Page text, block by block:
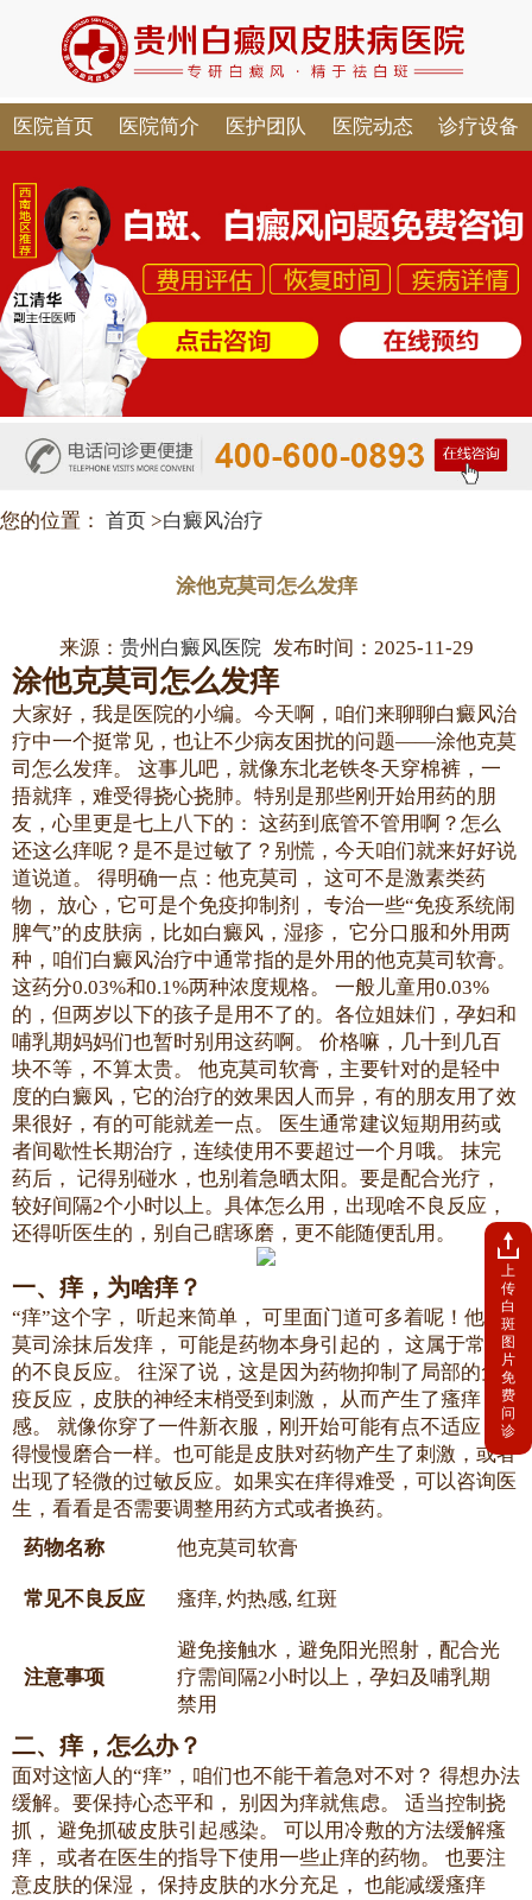
医院首页 医院简介 医护团队 医院动态 诊疗设备
您的位置： 首页 >白癜风治疗
涂他克莫司怎么发痒
来源： 贵州白癜风医院 发布时间：2025-11-29
涂他克莫司怎么发痒
大家好，我是医院的小编。今天啊，咱们来聊聊白癜风治
疗中一个挺常见，也让不少病友困扰的问题——涂他克莫
司怎么发痒。 这事儿吧，就像东北老铁冬天穿棉裤，一
捂就痒，难受得挠心挠肺。特别是那些刚开始用药的朋
友，心里更是七上八下的： 这药到底管不管用啊？怎么
还这么痒呢？是不是过敏了？别慌，今天咱们就来好好说
道说道。 得明确一点：他克莫司， 这可不是激素类药
物， 放心，它可是个免疫抑制剂， 专治一些“免疫系统闹
脾气”的皮肤病，比如白癜风，湿疹， 它分口服和外用两
种，咱们白癜风治疗中通常指的是外用的他克莫司软膏。
这药分0.03%和0.1%两种浓度规格。 一般儿童用0.03%
的，但两岁以下的孩子是用不了的。各位姐妹们，孕妇和
哺乳期妈妈们也暂时别用这药啊。 价格嘛，几十到几百
块不等，不算太贵。 他克莫司软膏，主要针对的是轻中
度的白癜风，它的治疗的效果因人而异，有的朋友用了效
果很好，有的可能就差一点。 医生通常建议短期用药或
者间歇性长期治疗，连续使用不要超过一个月哦。 抹完
药后， 记得别碰水，也别着急晒太阳。要是配合光疗，
较好间隔2个小时以上。具体怎么用，出现啥不良反应，
还得听医生的，别自己瞎琢磨，更不能随便乱用。
一、痒，为啥痒？
“痒”这个字， 听起来简单， 可里面门道可多着呢！他克
莫司涂抹后发痒， 可能是药物本身引起的， 这属于常见
的不良反应。 往深了说，这是因为药物抑制了局部的免
疫反应，皮肤的神经末梢受到刺激， 从而产生了瘙痒
感。 就像你穿了一件新衣服，刚开始可能有点不适应，
得慢慢磨合一样。也可能是皮肤对药物产生了刺激，或者
出现了轻微的过敏反应。如果实在痒得难受，可以咨询医
生，看看是否需要调整用药方式或者换药。
药物名称
他克莫司软膏
常见不良反应 瘙痒, 灼热感, 红斑
注意事项
避免接触水，避免阳光照射，配合光
疗需间隔2小时以上，孕妇及哺乳期
禁用
二、痒，怎么办？
面对这恼人的“痒”，咱们也不能干着急对不对？ 得想办法
缓解。要保持心态平和， 别因为痒就焦虑。 适当控制挠
抓， 避免抓破皮肤引起感染。 可以用冷敷的方法缓解瘙
痒， 或者在医生的指导下使用一些止痒的药物。 也要注
意皮肤的保湿， 保持皮肤的水分充足， 也能减缓瘙痒
上
传
白
斑
图
片
免
费
问
诊